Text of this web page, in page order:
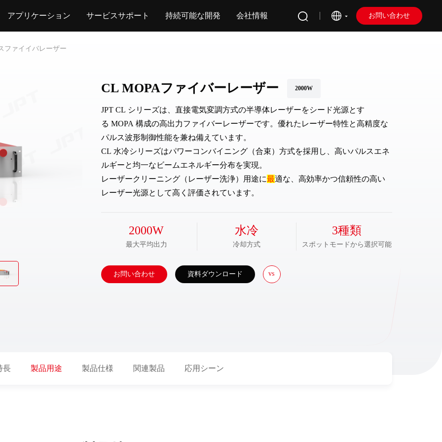
アプリケーション サービスサポート 持続可能な開発 会社情報 お問い合わせ
ファイイバレーザー
CL MOPAファイバーレーザー 2000W
JPT CL シリーズは、直接電気変調方式の半導体レーザーをシード光源とす
る MOPA 構成の高出力ファイバーレーザーです。優れたレーザー特性と高精度な
パルス波形制御性能を兼ね備えています。
CL 水冷シリーズはパワーコンバイニング（合束）方式を採用し、高いパルスエネ
ルギーと均一なビームエネルギー分布を実現。
レーザークリーニング（レーザー洗浄）用途に最適な、高効率かつ信頼性の高い
レーザー光源として高く評価されています。
2000W
最大平均出力
水冷
冷却方式
3種類
スポットモードから選択可能
お問い合わせ 資料ダウンロード vs
長 製品用途 製品仕様 関連製品 応用シーン